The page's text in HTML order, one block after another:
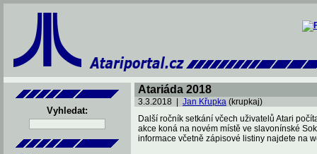
Vyhledat:
Atariáda 2018
3.3.2018 | Jan Křupka (krupkaj)
Další ročník setkání včech uživatelů Atari
akce koná na novém místě ve slavonínské
informace včetně zápisové listiny najdete na